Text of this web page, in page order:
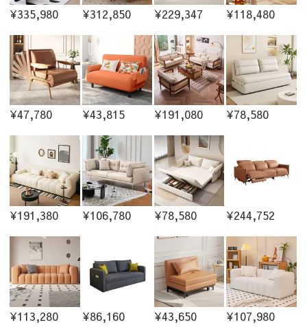
¥335,980 ¥312,850 ¥229,347 ¥118,480
¥47,780 ¥43,815 ¥191,080 ¥78,580
¥191,380 ¥106,780 ¥78,580 ¥244,752
¥113,280 ¥86,160 ¥43,650 ¥107,980